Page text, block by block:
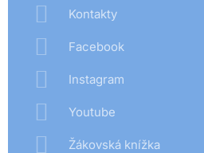
Kontakty
Facebook
Instagram
Youtube
Žákovská knížka